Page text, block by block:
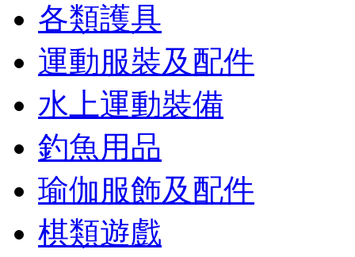
各類護具
運動服裝及配件
水上運動裝備
釣魚用品
瑜伽服飾及配件
棋類遊戲